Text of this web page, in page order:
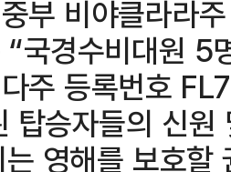
부 비야클라라
국경수비대원 5
주 등록번호
탑승자들의 신
영해를 보호